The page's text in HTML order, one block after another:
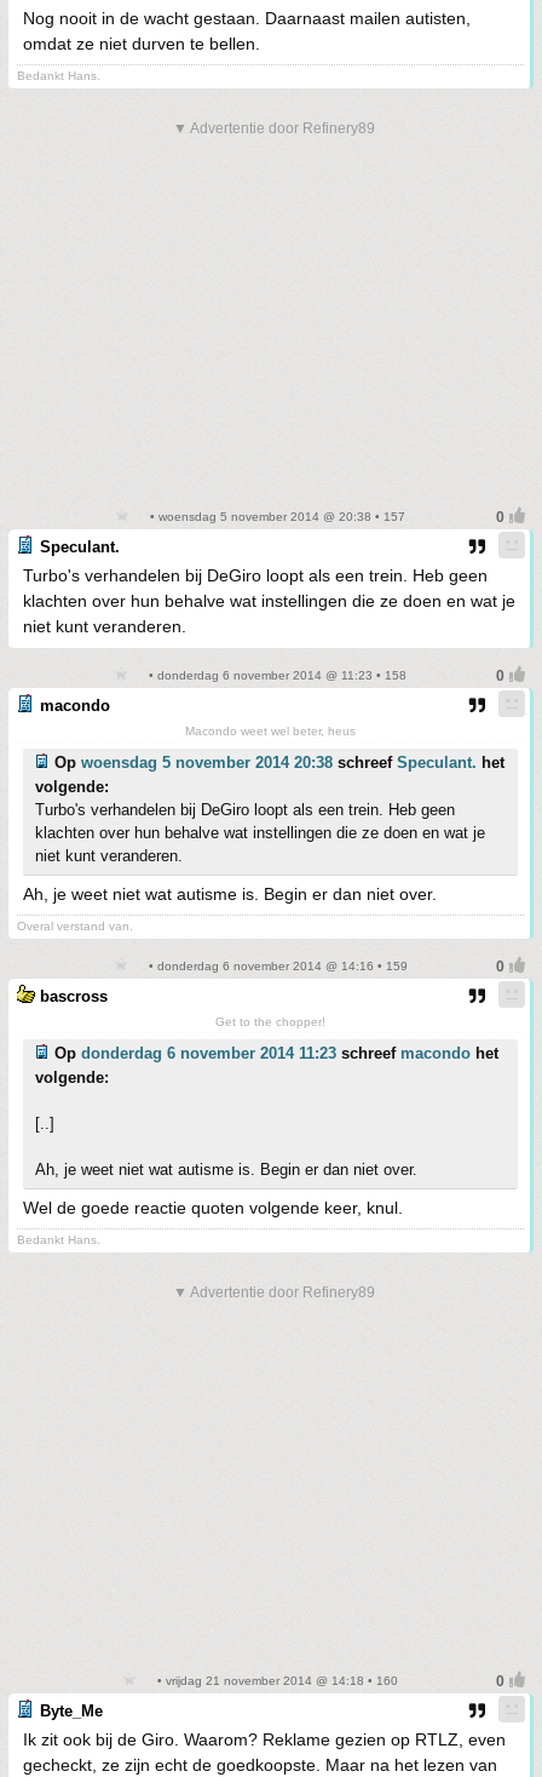
Nog nooit in de wacht gestaan. Daarnaast mailen autisten,
omdat ze niet durven te bellen.
Bedankt Hans.
▼ Advertentie door Refinery89
• woensdag 5 november 2014 @ 20:38 • 157
Speculant.
Turbo's verhandelen bij DeGiro loopt als een trein. Heb geen
klachten over hun behalve wat instellingen die ze doen en wat je
niet kunt veranderen.
• donderdag 6 november 2014 @ 11:23 • 158
macondo
Macondo weet wel beter, heus
Op woensdag 5 november 2014 20:38 schreef Speculant. het
volgende:
Turbo's verhandelen bij DeGiro loopt als een trein. Heb geen
klachten over hun behalve wat instellingen die ze doen en wat je
niet kunt veranderen.
Ah, je weet niet wat autisme is. Begin er dan niet over.
Overal verstand van.
• donderdag 6 november 2014 @ 14:16 • 159
bascross
Get to the chopper!
Op donderdag 6 november 2014 11:23 schreef macondo het
volgende:
[..]
Ah, je weet niet wat autisme is. Begin er dan niet over.
Wel de goede reactie quoten volgende keer, knul.
Bedankt Hans.
▼ Advertentie door Refinery89
• vrijdag 21 november 2014 @ 14:18 • 160
Byte_Me
Ik zit ook bij de Giro. Waarom? Reklame gezien op RTLZ, even
gecheckt, ze zijn echt de goedkoopste. Maar na het lezen van